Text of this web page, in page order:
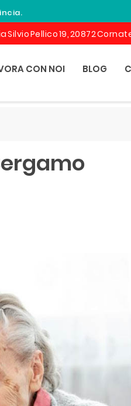
Silvio Pellico 19, 20872
CON NOI BLOG